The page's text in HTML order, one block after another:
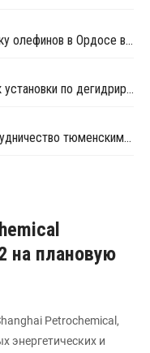
China Coal Mengda загрузила установку олефинов в Ордосе в штатном режиме после перезапуска
Wanhua Chemical задерживает запуск установки по дегидрированию пропана в Китае
СИБУР и НИПИГАЗ предлагают сотрудничество тюменским предприятиям
плановую
Petrochemical,
энергетических и